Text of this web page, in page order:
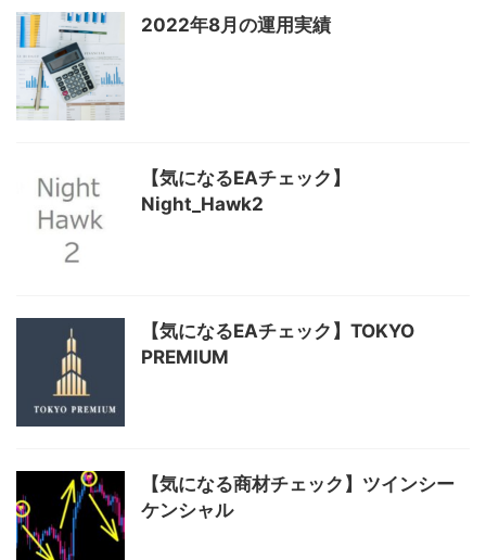
2022年8月の運用実績
【気になるEAチェック】
Night_Hawk2
【気になるEAチェック】TOKYO
PREMIUM
【気になる商材チェック】ツインシー
ケンシャル